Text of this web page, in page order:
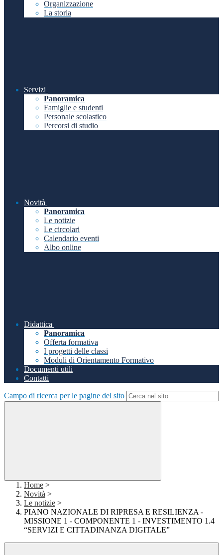
Organizzazione
La storia
Servizi
Panoramica
Famiglie e studenti
Personale scolastico
Percorsi di studio
Novità
Panoramica
Le notizie
Le circolari
Calendario eventi
Albo online
Didattica
Panoramica
Offerta formativa
I progetti delle classi
Moduli di Orientamento Formativo
Documenti utili
Contatti
Campo di ricerca per le pagine del sito
Home >
Novità >
Le notizie >
PIANO NAZIONALE DI RIPRESA E RESILIENZA -
MISSIONE 1 - COMPONENTE 1 - INVESTIMENTO 1.4
“SERVIZI E CITTADINANZA DIGITALE”